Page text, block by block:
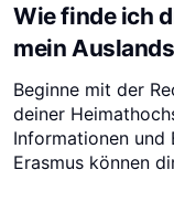
Wie finde ich
mein
Beginne mit der
deiner
Informationen und
Erasmus können